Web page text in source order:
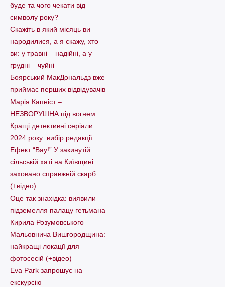
буде та чого чекати від
символу року?
Скажіть в який місяць ви
народилися, а я скажу, хто
ви: у травні – надійні, а у
грудні – чуйні
Боярський МакДональдз вже
приймає перших відвідувачів
Марія Капніст –
НЕЗВОРУШНА під вогнем
Кращі детективні серіали
2024 року: вибір редакції
Ефект “Вау!” У закинутій
сільській хаті на Київщині
заховано справжній скарб
(+відео)
Оце так знахідка: виявили
підземелля палацу гетьмана
Кирила Розумовського
Мальовнича Вишгородщина:
найкращі локації для
фотосесій (+відео)
Eva Park запрошує на
екскурсію